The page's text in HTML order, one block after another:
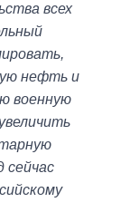
всех
нефть и
военную
сейчас